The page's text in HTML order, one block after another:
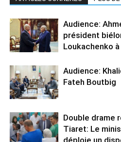
Audience:
président
Loukachenko
Audience:
Fateh Boutbig
Double drame
Tiaret: Le
déploie un